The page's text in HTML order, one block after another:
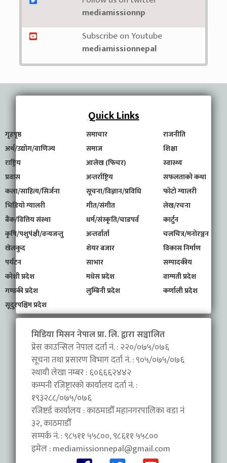
mediamissionnp
Subscribe on Youtube
mediamissionnepal
Quick Links
गृहपृष्ठ समाचार
राजनीति
अर्थ/उद्योग/वाणिज्य
समाज
शिक्षा
राष्ट्रिय
आलेख (फिचर)
स्वास्थ्य
प्रवास
अन्तर्राष्ट्रिय
सफलताको कथा
कला/साहित्य/सिर्जना
सूचना/विज्ञान/प्रविधि
फोटो ग्यालरी
भिडियो ग्यालरी
गीत/संगीत
लेख/रचना
बैंक/वित्तिय संस्था
धर्म/संस्कृति/चाडपर्व
कार्टुन
कृषि/पशुपंक्षी/वन्यजन्तु
अन्तर्वार्ता
चलचित्र/मनोरञ्जन
खेलकुद
शेयर बजार
विकास निर्माण
पर्यटन
साभार
सम्पादकीय
कोशी प्रदेश
मधेस प्रदेश
वाग्मती प्रदेश
गण्डकी प्रदेश
लुम्बिनी प्रदेश
कर्णाली प्रदेश
सूदुरपश्चिम प्रदेश
मिडिया मिसन नेपाल प्रा. लि. द्वारा सञ्चालित
प्रेस काउन्सिल नेपाल दर्ता नं. : २२०/०७५/०७६
सूचना तथा प्रसारण विभाग दर्ता नं. : ९०५/०७५/०७६
स्थायी लेखा नम्बर : ६०६६६२४४२
कम्पनी रजिष्ट्रारको कार्यालय दर्ता नं. :
१९३२८८/०७५/०७६
रजिष्टर्ड कार्यालय : काठमाडौँ महानगरपालिका वडा नंं
३२, काठमाडौँ
सम्पर्क नं. : ९८५११ ५५८००, ९८६११ ५५८००
इमेल :mediamissionnepal@gmail.com